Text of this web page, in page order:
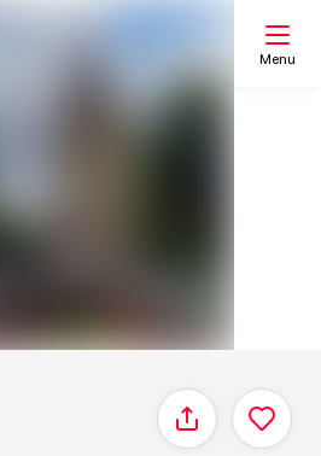
Menu
Delen